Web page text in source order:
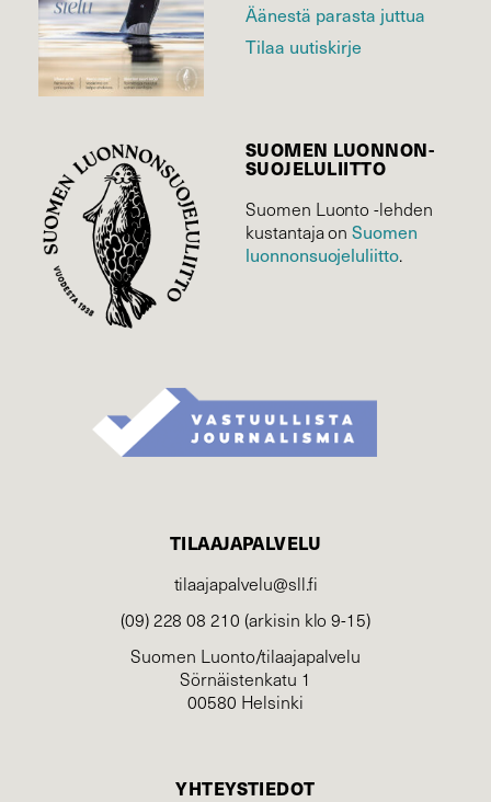
Äänestä parasta juttua
Tilaa uutiskirje
SUOMEN LUONNON­
SUOJELU­LIITTO
Suomen Luonto -lehden
kustantaja onSuomen
luonnonsuojelu­liitto.
TILAAJAPALVELU
tilaajapalvelu@sll.fi
(09) 228 08 210 (arkisin klo 9-15)
Suomen Luonto/tilaajapalvelu
Sörnäistenkatu 1
00580 Helsinki
YHTEYSTIEDOT